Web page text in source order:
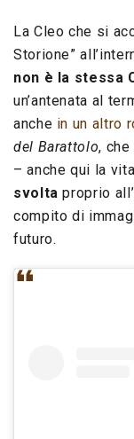
La Cleo che si
Storione”
non è la stessa
un’antenata al
anche in un altro
del Barattolo,
– anche qui la
svolta proprio
compito di
futuro.